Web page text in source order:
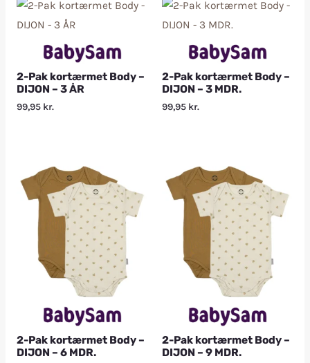
2-Pak kortærmet Body –
DIJON – 3 ÅR
99,95 kr.
2-Pak kortærmet Body –
DIJON – 3 MDR.
99,95 kr.
2-Pak kortærmet Body –
DIJON – 6 MDR.
2-Pak kortærmet Body –
DIJON – 9 MDR.